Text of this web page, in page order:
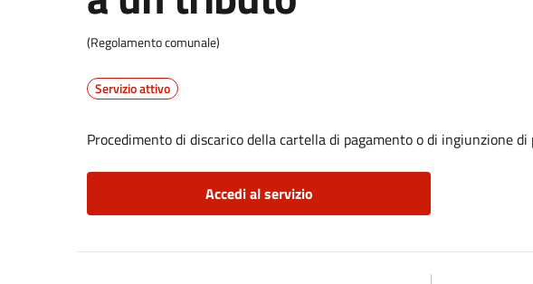
(Regolamento comunale)
Servizio attivo
Procedimento di discarico della cartella di pagamento o di ingiunzione
Accedi al servizio